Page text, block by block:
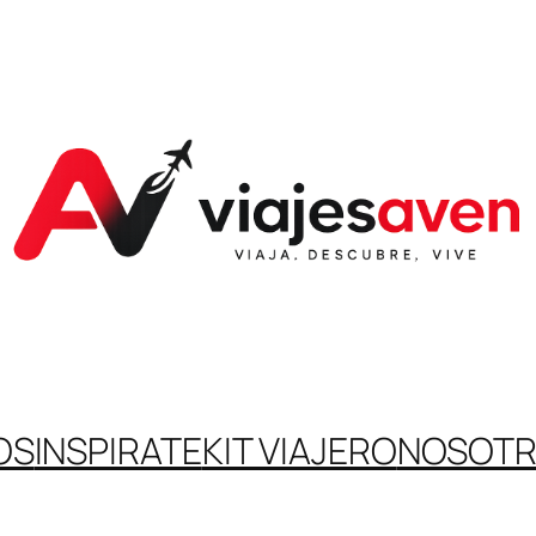
INSPIRATEKIT VIAJERO